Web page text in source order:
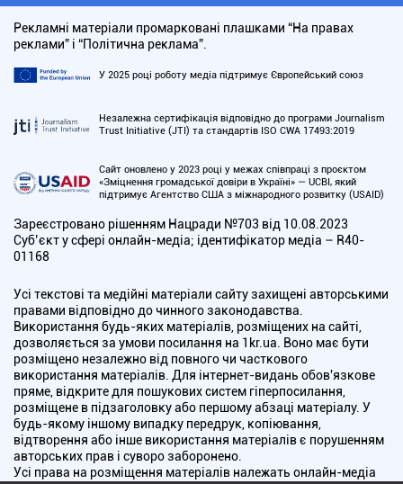
Рекламні матеріали промарковані плашками “На правах
реклами” і “Політична реклама”.
У 2025 році роботу медіа підтримує Європейський союз
Незалежна сертифікація відповідно до програми Journalism
Trust Initiative (JTI) та стандартів ISO CWA 17493:2019
Сайт оновлено у 2023 році у межах співпраці з проєктом
«Зміцнення громадської довіри в Україні» — UCBI, який
підтримує Агентство США з міжнародного розвитку (USAID)
Зареєстровано рішенням Нацради №703 від 10.08.2023
Cуб’єкт у сфері онлайн-медіа; ідентифікатор медіа – R40-
01168
Усі текстові та медійні матеріали сайту захищені авторськими
правами відповідно до чинного законодавства.
Використання будь-яких матеріалів, розміщених на сайті,
дозволяється за умови посилання на 1kr.ua. Воно має бути
розміщено незалежно від повного чи часткового
використання матеріалів. Для інтернет-видань обов'язкове
пряме, відкрите для пошукових систем гіперпосилання,
розміщене в підзаголовку або першому абзаці матеріалу. У
будь-якому іншому випадку передрук, копіювання,
відтворення або інше використання матеріалів є порушенням
авторських прав і суворо заборонено.
Усі права на розміщення матеріалів належать онлайн-медіа